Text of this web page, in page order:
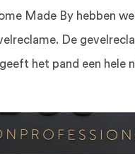
Made By hebben
De
het pand een hele